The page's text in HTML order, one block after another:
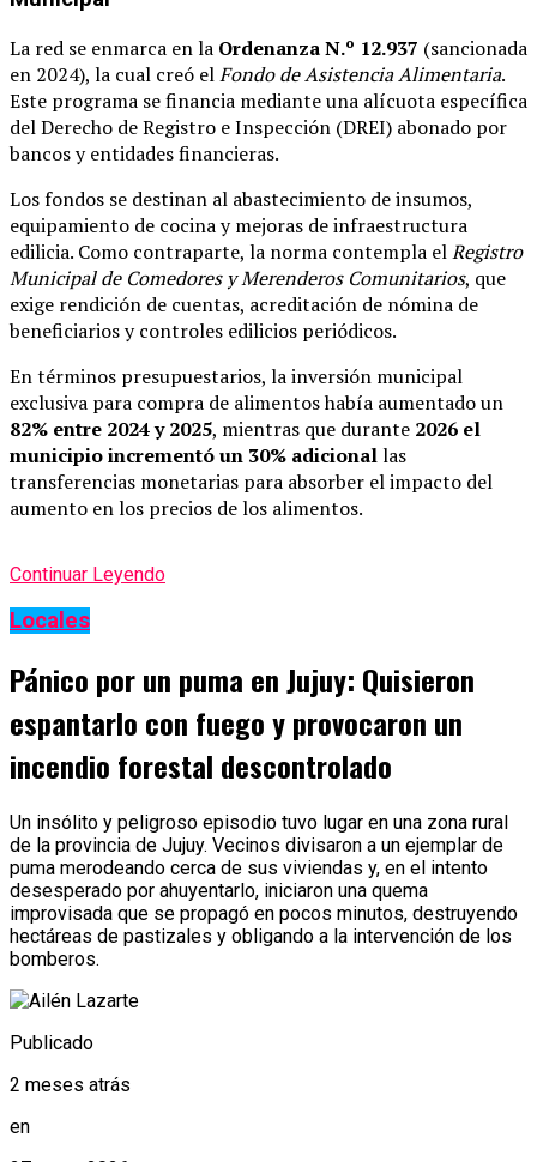
La red se enmarca en la Ordenanza N.º 12.937 (sancionada
en 2024), la cual creó elFondo de Asistencia Alimentaria.
Este programa se financia mediante una alícuota específica
del Derecho de Registro e Inspección (DREI) abonado por
bancos y entidades financieras.
Los fondos se destinan al abastecimiento de insumos,
equipamiento de cocina y mejoras de infraestructura
edilicia. Como contraparte, la norma contempla elRegistro
Municipal de Comedores y Merenderos Comunitarios, que
exige rendición de cuentas, acreditación de nómina de
beneficiarios y controles edilicios periódicos.
En términos presupuestarios, la inversión municipal
exclusiva para compra de alimentos había aumentado un
82% entre 2024 y 2025, mientras que durante 2026 el
municipio incrementó un 30% adicionallas
transferencias monetarias para absorber el impacto del
aumento en los precios de los alimentos.
Continuar Leyendo
Locales
Pánico por un puma en Jujuy: Quisieron
espantarlo con fuego y provocaron un
incendio forestal descontrolado
Un insólito y peligroso episodio tuvo lugar en una zona rural
de la provincia de Jujuy. Vecinos divisaron a un ejemplar de
puma merodeando cerca de sus viviendas y, en el intento
desesperado por ahuyentarlo, iniciaron una quema
improvisada que se propagó en pocos minutos, destruyendo
hectáreas de pastizales y obligando a la intervención de los
bomberos.
Publicado
2 meses atrás
en